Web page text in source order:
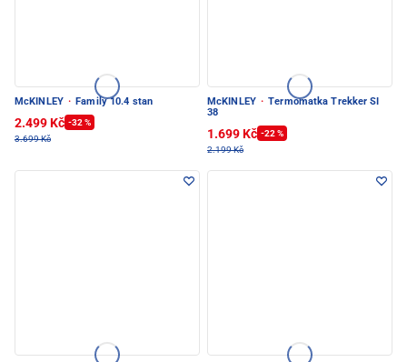
McKINLEY · Family 10.4 stan
2.499 Kč -32 %
3.699 Kč
McKINLEY · Termomatka Trekker SI
38
1.699 Kč -22 %
2.199 Kč